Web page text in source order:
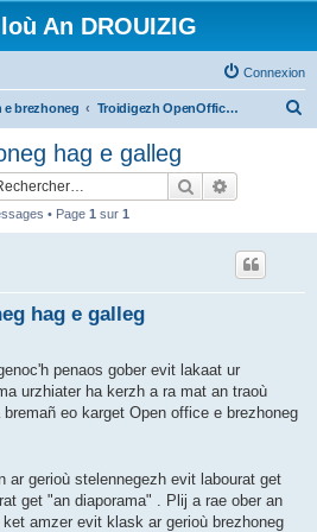
An DROUIZIG
Connexion
e brezhoneg Troidigezh OpenOffice.org e brezhoneg (1.1.x, 2.x ha 3.x)
hag e galleg
Rechercher
• Page 1 sur 1
hag e galleg
penaos gober evit lakaat ur
urzhiater ha kerzh a ra mat an traoù
eo karget Open office e brezhoneg
ar gerioù stelennegezh evit labourat get
get "an diaporama" . Plij a rae ober an
amzer evit klask ar gerioù brezhoneg